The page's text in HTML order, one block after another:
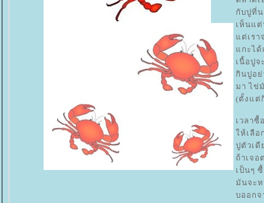
กับปูที่
เห็นแ
ต่เรา
กะได้
เนื้อปู
กินปูอ
มา ไข่
(ตั้งแต่
เวลา
ห้เลือก
ปูตัวเดี
ถ้าเจอ
เป็นๆ
มันจะห
บออกจ